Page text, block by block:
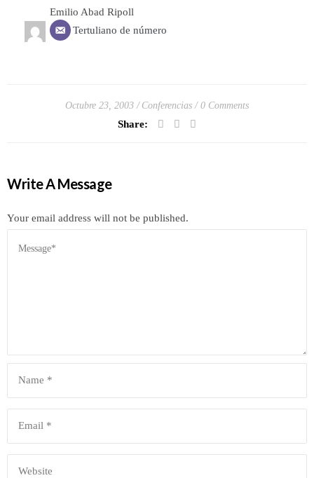
Emilio Abad Ripoll
Tertuliano de número
Octubre 23, 2003 Conferencias 0 Comments
Share:
Write A Message
Your email address will not be published.